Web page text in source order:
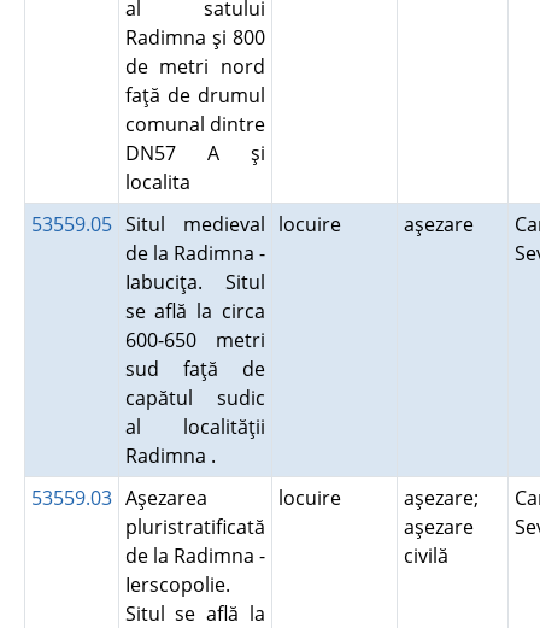
al satului
Radimna şi 800
de metri nord
faţă de drumul
comunal dintre
DN57 A şi
localita
53559.05 Situl medieval
de la Radimna -
Iabuciţa. Situl
se află la circa
600-650 metri
sud faţă de
capătul sudic
al localităţii
Radimna .
locuire aşezare
53559.03 Aşezarea
pluristratificată
de la Radimna -
Ierscopolie.
Situl se află la
locuire
aşezare;
aşezare
civilă